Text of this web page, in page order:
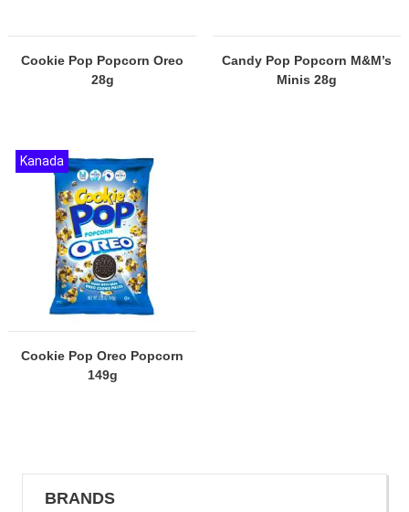
BRANDS
Cookie Pop Popcorn Oreo
28g
Candy Pop Popcorn M&M’s
Minis 28g
Cookie Pop Oreo Popcorn
149g
Kanada